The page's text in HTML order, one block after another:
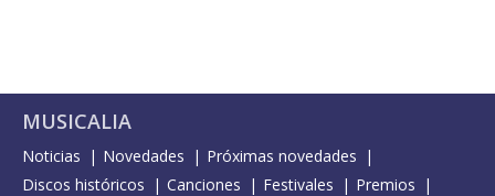
MUSICALIA
Noticias Novedades
Próximas novedades
Discos históricos
Canciones Festivales
Premios